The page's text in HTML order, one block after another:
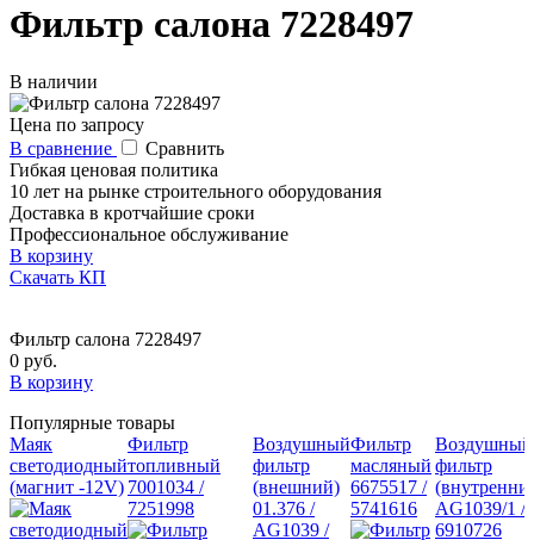
Фильтр салона 7228497
В наличии
Цена по запросу
В сравнение
Сравнить
Гибкая ценовая политика
10 лет на рынке строительного оборудования
Доставка в кротчайшие сроки
Профессиональное обслуживание
В корзину
Скачать КП
Фильтр салона 7228497
0 руб.
В корзину
Популярные товары
Маяк
светодиодный
(магнит -12V)
Фильтр
топливный
7001034 /
7251998
Воздушный
фильтр
(внешний)
01.376 /
AG1039 /
Фильтр
масляный
6675517 /
5741616
Воздушный
фильтр
AG1039/1 /
6910726